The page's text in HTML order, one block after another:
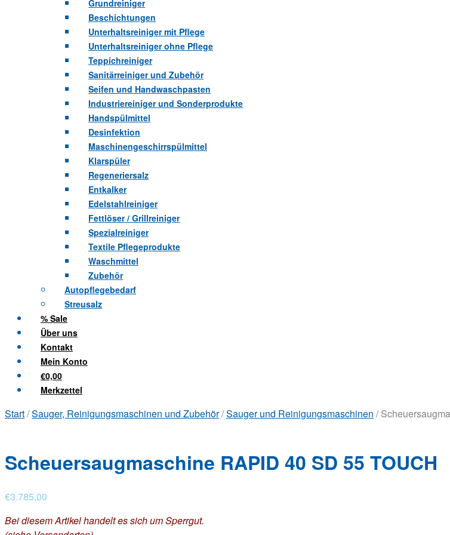
Grundreiniger
Beschichtungen
Unterhaltsreiniger mit Pflege
Unterhaltsreiniger ohne Pflege
Teppichreiniger
Sanitärreiniger und Zubehör
Seifen und Handwaschpasten
Industriereiniger und Sonderprodukte
Handspülmittel
Desinfektion
Maschinengeschirrspülmittel
Klarspüler
Regeneriersalz
Entkalker
Edelstahlreiniger
Fettlöser / Grillreiniger
Spezialreiniger
Textile Pflegeprodukte
Waschmittel
Zubehör
Autopflegebedarf
Streusalz
% Sale
Über uns
Kontakt
Mein Konto
€0,00
Merkzettel
Start/Sauger, Reinigungsmaschinen und Zubehör/Sauger und Reinigungsmaschinen /
Scheuersaugmaschine RAPID 40 SD 55 TOUCH
€3.785,00
Bei diesem Artikel handelt es sich um Sperrgut.